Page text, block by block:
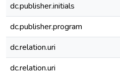
dc.publisher.initials
dc.publisher.program
dc.relation.uri
dc.relation.uri